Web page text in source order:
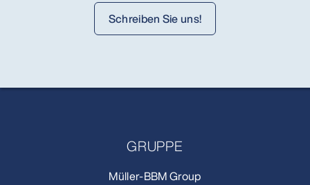
Schreiben Sie uns!
GRUPPE
Müller-BBM Group